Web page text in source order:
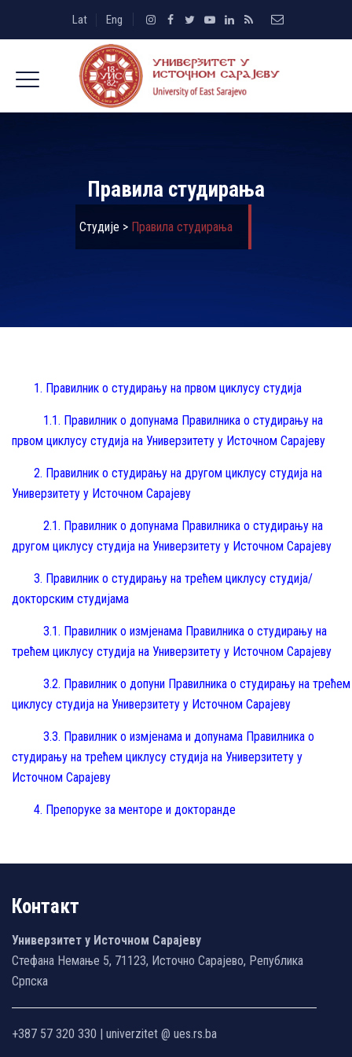
Lat Eng
Правила студирања
Студије > Правила студирања
1. Правилник о студирању на првом циклусу студија
1.1. Правилник о допунама Правилника о студирању на
првом циклусу студија на Универзитету у Источном Сарајеву
2. Правилник о студирању на другом циклусу студија на
Универзитету у Источном Сарајеву
2.1. Правилник о допунама Правилника о студирању на
другом циклусу студија на Универзитету у Источном Сарајеву
3. Правилник о студирању на трећем циклусу студија/
докторским студијама
3.1. Правилник о измјенама Правилника о студирању на
трећем циклусу студија на Универзитету у Источном Сарајеву
3.2. Правилник о допуни Правилника о студирању на трећем
циклусу студија на Универзитету у Источном Сарајеву
3.3. Правилник о измјенама и допунама Правилника о
студирању на трећем циклусу студија на Универзитету у
Источном Сарајеву
4. Препоруке за менторе и докторанде
Контакт
Универзитет у Источном Сарајеву
Стефана Немање 5, 71123, Источно Сарајево, Република
Српска
+387 57 320 330 | univerzitet @ ues.rs.ba